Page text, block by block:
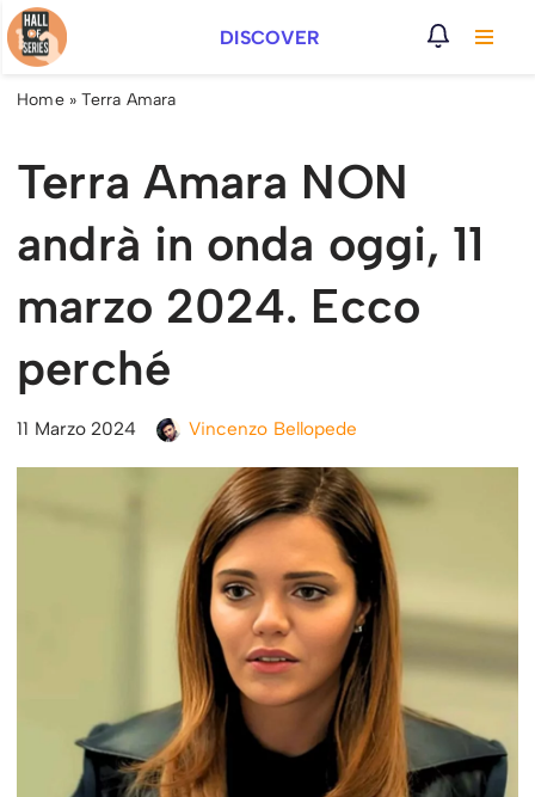
Vai
al
DISCOVER
Home» Terra Amara
Terra Amara NON
andrà in onda oggi, 11
marzo 2024. Ecco
perché
11 Marzo 2024 Vincenzo Bellopede